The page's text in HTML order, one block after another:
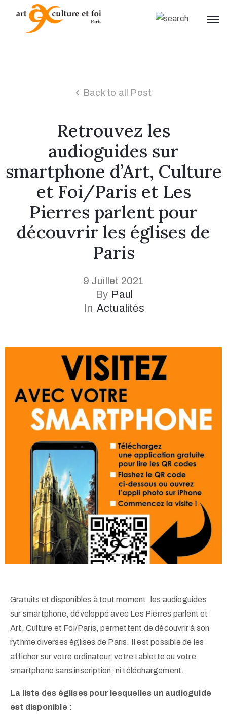
Back to all Post
Retrouvez les
audioguides sur
smartphone d’Art, Culture
et Foi/Paris et Les
Pierres parlent pour
découvrir les églises de
Paris
9 Juillet 2021
By Paul
In Actualités
Gratuits et disponibles à tout moment, les audioguides
sur smartphone, développé avec Les Pierres parlent et
Art, Culture et Foi/Paris, permettent de découvrir à son
rythme diverses églises de Paris. Il est possible de les
afficher sur votre ordinateur, votre tablette ou votre
smartphone sans inscription, ni téléchargement.
La liste des églises pour lesquelles un audioguide
est disponible :